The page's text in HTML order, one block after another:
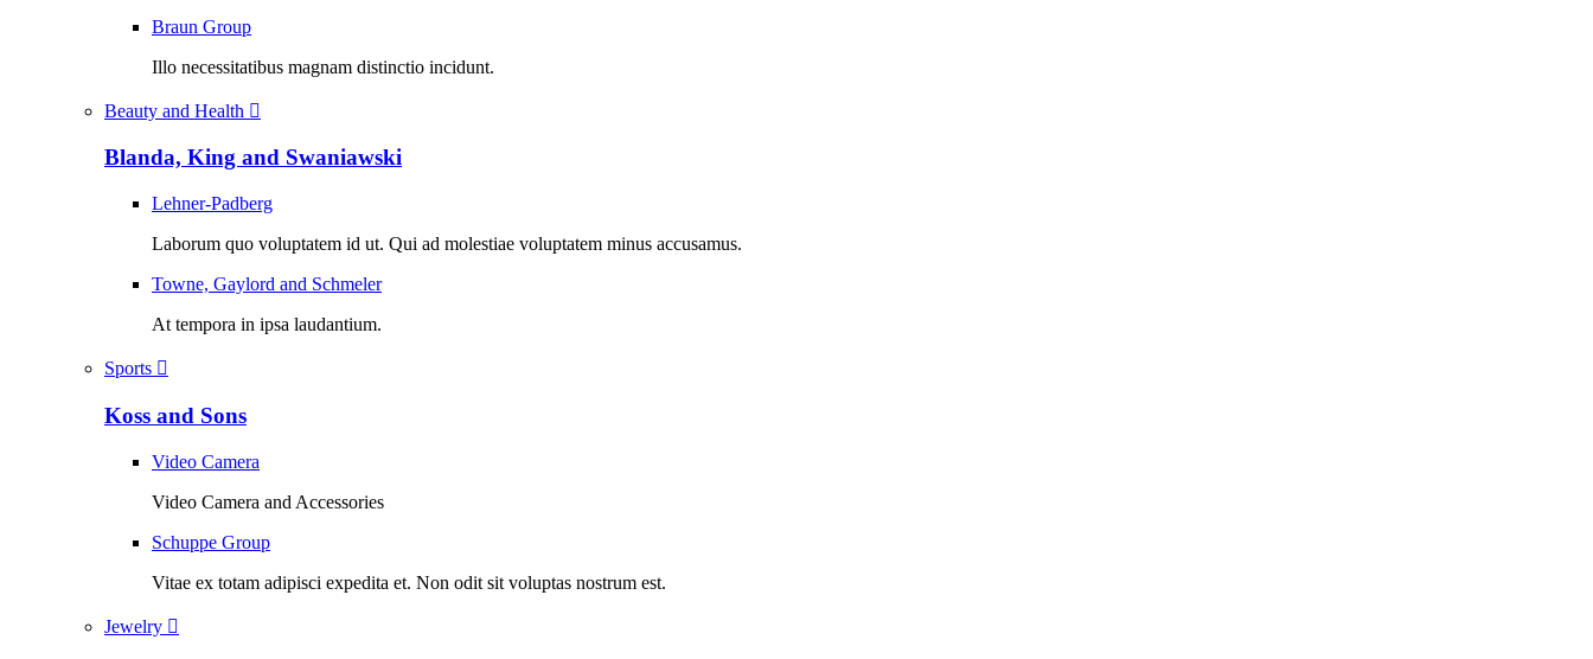
Braun Group
Illo necessitatibus magnam distinctio incidunt.
Beauty and Health
Blanda, King and Swaniawski
Lehner-Padberg
Laborum quo voluptatem id ut. Qui ad molestiae voluptatem minus accusamus.
Towne, Gaylord and Schmeler
At tempora in ipsa laudantium.
Sports
Koss and Sons
Video Camera
Video Camera and Accessories
Schuppe Group
Vitae ex totam adipisci expedita et. Non odit sit voluptas nostrum est.
Jewelry